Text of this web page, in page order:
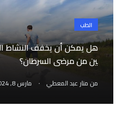
الطب
هل يمكن أن يخفف النشاط
ين من مرضى السرطان؟
من منار عبد المعطي . مارس 8, 2024